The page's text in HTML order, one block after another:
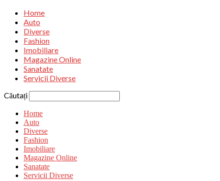
Home
Auto
Diverse
Fashion
Imobiliare
Magazine Online
Sanatate
Servicii Diverse
Căutați
Home
Auto
Diverse
Fashion
Imobiliare
Magazine Online
Sanatate
Servicii Diverse